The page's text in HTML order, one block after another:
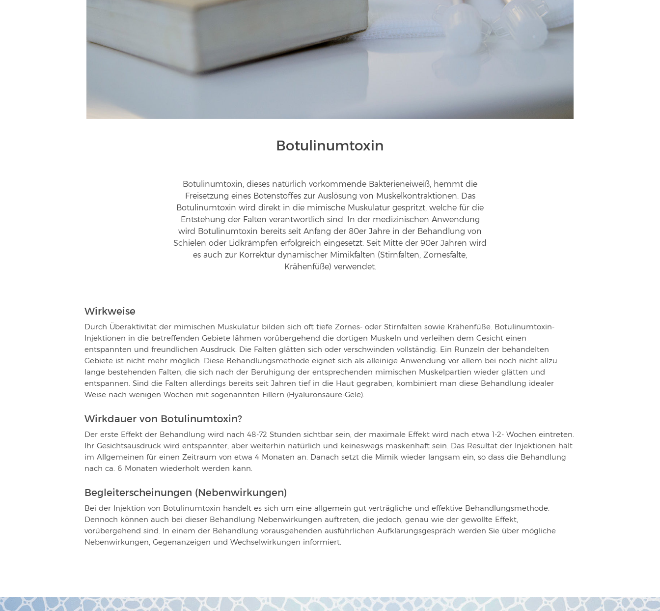
Botulinumtoxin
Botulinumtoxin, dieses natürlich vorkommende Bakterieneiweiß, hemmt die
Freisetzung eines Botenstoffes zur Auslösung von Muskelkontraktionen. Das
Botulinumtoxin wird direkt in die mimische Muskulatur gespritzt, welche für die
Entstehung der Falten verantwortlich sind. In der medizinischen Anwendung
wird Botulinumtoxin bereits seit Anfang der 80er Jahre in der Behandlung von
Schielen oder Lidkrämpfen erfolgreich eingesetzt. Seit Mitte der 90er Jahren wird
es auch zur Korrektur dynamischer Mimikfalten (Stirnfalten, Zornesfalte,
Krähenfüße) verwendet.
Wirkweise
Durch Überaktivität der mimischen Muskulatur bilden sich oft tiefe Zornes- oder Stirnfalten sowie Krähenfüße. Botulinumtoxin-
Injektionen in die betreffenden Gebiete lähmen vorübergehend die dortigen Muskeln und verleihen dem Gesicht einen
entspannten und freundlichen Ausdruck. Die Falten glätten sich oder verschwinden vollständig. Ein Runzeln der behandelten
Gebiete ist nicht mehr möglich. Diese Behandlungsmethode eignet sich als alleinige Anwendung vor allem bei noch nicht allzu
lange bestehenden Falten, die sich nach der Beruhigung der entsprechenden mimischen Muskelpartien wieder glätten und
entspannen. Sind die Falten allerdings bereits seit Jahren tief in die Haut gegraben, kombiniert man diese Behandlung idealer
Weise nach wenigen Wochen mit sogenannten Fillern (Hyaluronsäure-Gele).
Wirkdauer von Botulinumtoxin?
Der erste Effekt der Behandlung wird nach 48-72 Stunden sichtbar sein, der maximale Effekt wird nach etwa 1-2- Wochen eintreten.
Ihr Gesichtsausdruck wird entspannter, aber weiterhin natürlich und keineswegs maskenhaft sein. Das Resultat der Injektionen hält
im Allgemeinen für einen Zeitraum von etwa 4 Monaten an. Danach setzt die Mimik wieder langsam ein, so dass die Behandlung
nach ca. 6 Monaten wiederholt werden kann.
Begleiterscheinungen (Nebenwirkungen)
Bei der Injektion von Botulinumtoxin handelt es sich um eine allgemein gut verträgliche und effektive Behandlungsmethode.
Dennoch können auch bei dieser Behandlung Nebenwirkungen auftreten, die jedoch, genau wie der gewollte Effekt,
vorübergehend sind. In einem der Behandlung vorausgehenden ausführlichen Aufklärungsgespräch werden Sie über mögliche
Nebenwirkungen, Gegenanzeigen und Wechselwirkungen informiert.